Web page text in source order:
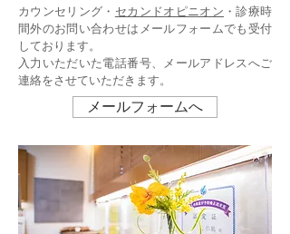
カウンセリング・ セカンドオピニオン ・診療時
間外のお問い合わせはメールフォームでも受付
しております。
入力いただいた電話番号、メールアドレスへご
連絡をさせていただきます。
メールフォームへ